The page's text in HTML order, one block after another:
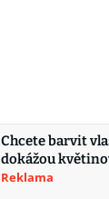
Chcete barvit
dokážou
Reklama